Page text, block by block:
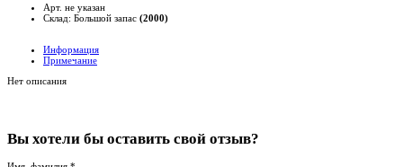
Арт. не указан
Склад: Большой запас (2000)
Информация
Примечание
Нет описания
Вы хотели бы оставить свой отзыв?